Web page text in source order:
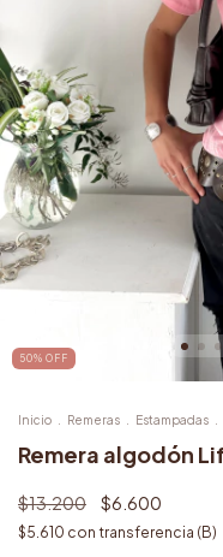
50% OFF
Inicio Remeras Estampadas
Remera algodón
$13.200 $6.600
$5.610 con transferencia (B)